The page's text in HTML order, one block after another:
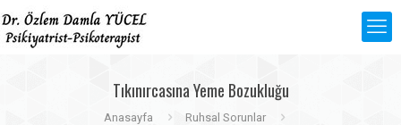
Tıkınırcasına Yeme Bozukluğu
Anasayfa
Ruhsal Sorunlar